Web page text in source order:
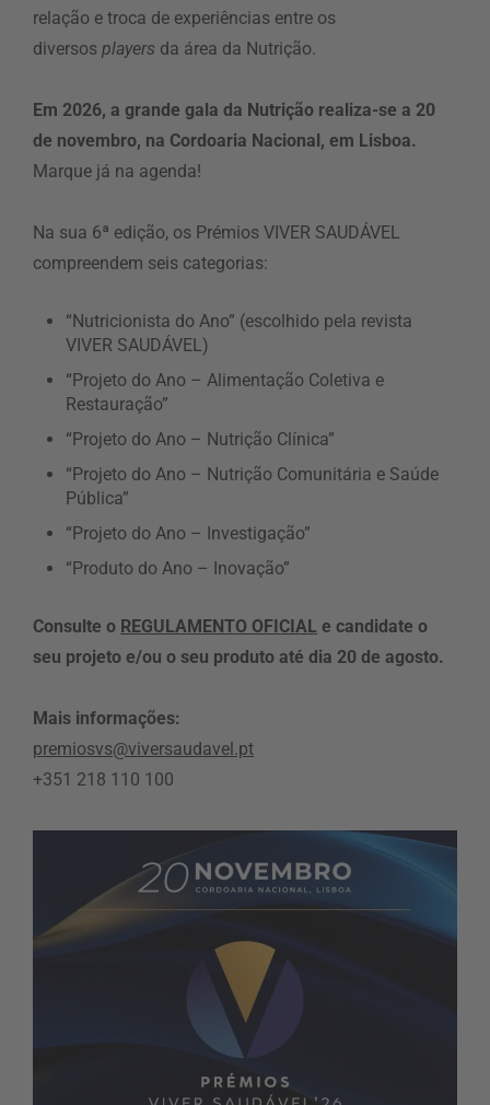
relação e troca de experiências entre os
diversos players da área da Nutrição.
Em 2026, a grande gala da Nutrição realiza-se a 20
de novembro, na Cordoaria Nacional, em Lisboa.
Marque já na agenda!
Na sua 6ª edição, os Prémios VIVER SAUDÁVEL
compreendem seis categorias:
“Nutricionista do Ano” (escolhido pela revista
VIVER SAUDÁVEL)
“Projeto do Ano – Alimentação Coletiva e
Restauração”
“Projeto do Ano – Nutrição Clínica”
“Projeto do Ano – Nutrição Comunitária e Saúde
Pública”
“Projeto do Ano – Investigação”
“Produto do Ano – Inovação”
Consulte o REGULAMENTO OFICIAL e candidate o
seu projeto e/ou o seu produto até dia 20 de agosto.
Mais informações:
premiosvs@viversaudavel.pt
+351 218 110 100